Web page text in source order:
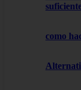
como